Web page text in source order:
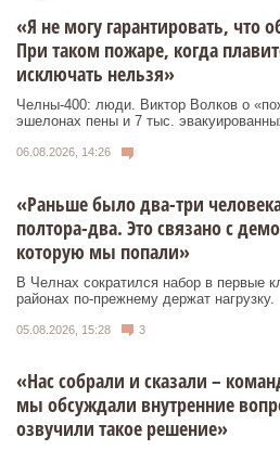
«Я не могу гарантировать, что
При таком пожаре, когда
исключать нельзя»
Челны-400: люди. Виктор Волков о
эшелонах пены и 7 тыс.
06.08.2026, 14:26
«Раньше было два-три
полтора-два. Это связано с
которую мы попали»
В Челнах сократился набор в первые
районах по-прежнему держат нагрузку.
05.08.2026, 15:28 3
«Нас собрали и сказали –
мы обсуждали внутренние
озвучили такое решение»